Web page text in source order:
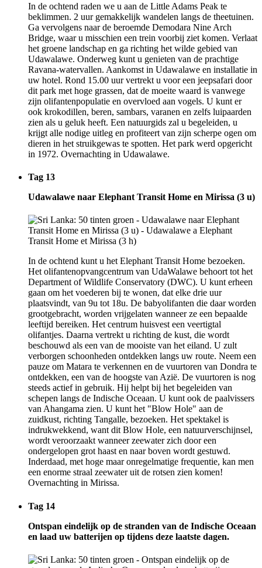
In de ochtend raden we u aan de Little Adams Peak te
beklimmen. 2 uur gemakkelijk wandelen langs de theetuinen.
Ga vervolgens naar de beroemde Demodara Nine Arch
Bridge, waar u misschien een trein voorbij ziet komen. Verlaat
het groene landschap en ga richting het wilde gebied van
Udawalawe. Onderweg kunt u genieten van de prachtige
Ravana-watervallen. Aankomst in Udawalawe en installatie in
uw hotel. Rond 15.00 uur vertrekt u voor een jeepsafari door
dit park met hoge grassen, dat de moeite waard is vanwege
zijn olifantenpopulatie en overvloed aan vogels. U kunt er
ook krokodillen, beren, sambars, varanen en zelfs luipaarden
zien als u geluk heeft. Een natuurgids zal u begeleiden, u
krijgt alle nodige uitleg en profiteert van zijn scherpe ogen om
dieren in het struikgewas te spotten. Het park werd opgericht
in 1972. Overnachting in Udawalawe.
Tag 13
Udawalawe naar Elephant Transit Home en Mirissa (3 u)
In de ochtend kunt u het Elephant Transit Home bezoeken.
Het olifantenopvangcentrum van UdaWalawe behoort tot het
Department of Wildlife Conservatory (DWC). U kunt erheen
gaan om het voederen bij te wonen, dat elke drie uur
plaatsvindt, van 9u tot 18u. De babyolifanten die daar worden
grootgebracht, worden vrijgelaten wanneer ze een bepaalde
leeftijd bereiken. Het centrum huisvest een veertigtal
olifantjes. Daarna vertrekt u richting de kust, die wordt
beschouwd als een van de mooiste van het eiland. U zult
verborgen schoonheden ontdekken langs uw route. Neem een
pauze om Matara te verkennen en de vuurtoren van Dondra te
ontdekken, een van de hoogste van Azië. De vuurtoren is nog
steeds actief in gebruik. Hij helpt bij het begeleiden van
schepen langs de Indische Oceaan. U kunt ook de paalvissers
van Ahangama zien. U kunt het "Blow Hole" aan de
zuidkust, richting Tangalle, bezoeken. Het spektakel is
indrukwekkend, want dit Blow Hole, een natuurverschijnsel,
wordt veroorzaakt wanneer zeewater zich door een
ondergelopen grot haast en naar boven wordt gestuwd.
Inderdaad, met hoge maar onregelmatige frequentie, kan men
een enorme straal zeewater uit de rotsen zien komen!
Overnachting in Mirissa.
Tag 14
Ontspan eindelijk op de stranden van de Indische Oceaan
en laad uw batterijen op tijdens deze laatste dagen.